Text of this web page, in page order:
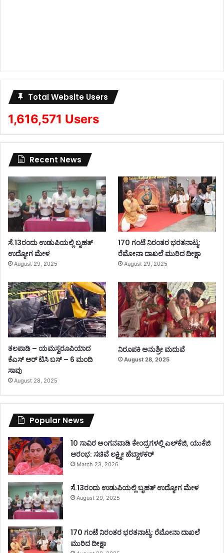
Total Website Users
1,616,571 Users
Recent News
ಸೆ.13ರಂದು ಉಡುಪಿಯಲ್ಲಿ ಬೃಹತ್
ಉದ್ಯೋಗ ಮೇಳ
August 29, 2025
170 ಗಂಟೆ ನಿರಂತರ ಭರತನಾಟ್ಯ:
ರೆಮೋನಾ ದಾಖಲೆ ಮುರಿದ ದೀಕ್ಷಾ
August 29, 2025
ತಲಪಾಡಿ – ಯಮಸ್ವರೂಪಿಯಾದ
ಕೆಎಸ್ ಆರ್ ಟಿಸಿ ಬಸ್ – 6 ಮಂದಿ
ಸಾವು
August 28, 2025
ನಿರೂಪಕಿ ಅನುಶ್ರೀ ಮದುವೆ
August 28, 2025
Popular News
10 ಸಾವಿರ ಅಂಗನವಾಡಿ ಕೇಂದ್ರಗಳಲ್ಲಿ ಎಲ್‌ಕೆಜಿ, ಯುಕೆಜಿ
ಆರಂಭ: ಸಚಿವೆ ಲಕ್ಷ್ಮೀ ಹೆಬ್ಬಾಳಕರ್
March 23, 2026
ಸೆ.13ರಂದು ಉಡುಪಿಯಲ್ಲಿ ಬೃಹತ್ ಉದ್ಯೋಗ ಮೇಳ
August 29, 2025
170 ಗಂಟೆ ನಿರಂತರ ಭರತನಾಟ್ಯ: ರೆಮೋನಾ ದಾಖಲೆ
ಮುರಿದ ದೀಕ್ಷಾ